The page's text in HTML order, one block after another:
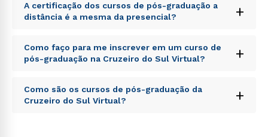
A certificação dos cursos de pós-graduação a
distância é a mesma da presencial?
+
Sed ut perspiciatis unde omnis iste natus error sit
voluptatem accusantium doloremque laudantium,
totam rem aperiam, eaque ipsa quae ab illo inventore
explicabo. Nemo enim ipsam voluptatem quia
voluptas sit aspernatur aut odit aut fugit, sed quia
Como faço para me inscrever em um curso de
pós-graduação na Cruzeiro do Sul Virtual?
+
Sed ut perspiciatis unde omnis iste natus error sit
voluptatem accusantium doloremque laudantium,
Como são os cursos de pós-graduação da
Cruzeiro do Sul Virtual?
+